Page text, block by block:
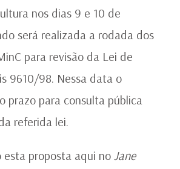
nos dias 9 e 10 de
será realizada a rodada dos
para revisão da Lei de
9610/98. Nessa data o
prazo para consulta pública
referida lei.
esta proposta aqui no Jane